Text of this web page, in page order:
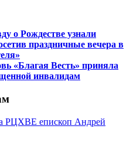
о Рождестве узнали
праздничные вечера в
«Благая Весть» приняла
инвалидам